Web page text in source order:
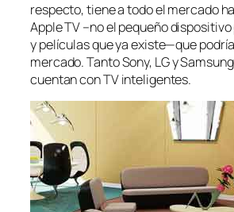
respecto, tiene a todo el mercado
Apple TV –no el pequeño
y películas que ya existe—que
mercado. Tanto Sony, LG y
cuentan con TV inteligentes.